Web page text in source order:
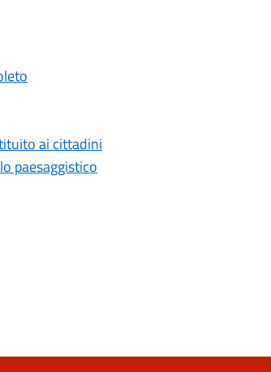
ai cittadini
paesaggistico